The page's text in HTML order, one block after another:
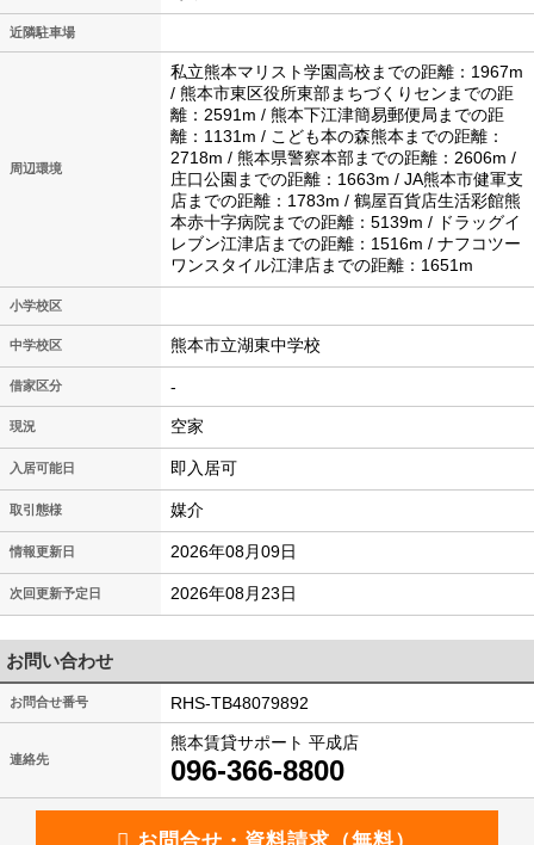
近隣駐車場
周辺環境
私立熊本マリスト学園高校までの距離：1967m
/ 熊本市東区役所東部まちづくりセンまでの距
離：2591m / 熊本下江津簡易郵便局までの距
離：1131m / こども本の森熊本までの距離：
2718m / 熊本県警察本部までの距離：2606m /
庄口公園までの距離：1663m / JA熊本市健軍支
店までの距離：1783m / 鶴屋百貨店生活彩館熊
本赤十字病院までの距離：5139m / ドラッグイ
レブン江津店までの距離：1516m / ナフコツー
ワンスタイル江津店までの距離：1651m
小学校区
中学校区 熊本市立湖東中学校
借家区分 -
現況 空家
入居可能日 即入居可
取引態様 媒介
情報更新日 2026年08月09日
次回更新予定日 2026年08月23日
お問い合わせ
お問合せ番号 RHS-TB48079892
連絡先
熊本賃貸サポート 平成店
096-366-8800